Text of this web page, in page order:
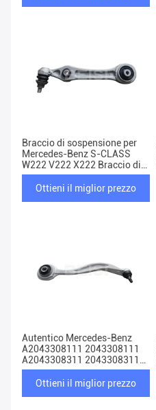
Braccio di sospensione per
Mercedes-Benz S-CLASS
W222 V222 X222 Braccio di
controllo anteriore
A2223303307 2223303307
Ottieni il miglior prezzo
Autentico Mercedes-Benz
A2043308111 2043308111
A2043308311 2043308311
Braccio di controllo Fronte
sinistra
Ottieni il miglior prezzo